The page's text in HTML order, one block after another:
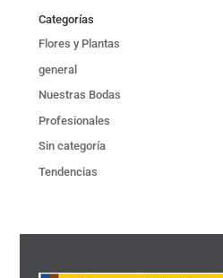
Categorías
Flores y Plantas
general
Nuestras Bodas
Profesionales
Sin categoría
Tendencias